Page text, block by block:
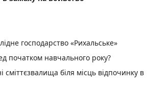
господарство «Рихальське»
початком навчального року?
біля місць відпочинку в